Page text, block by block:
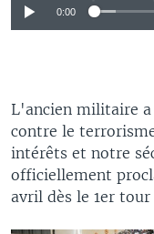
0:00
L'ancien militaire
contre le
intérêts et notre
officiellement
avril dès le 1er